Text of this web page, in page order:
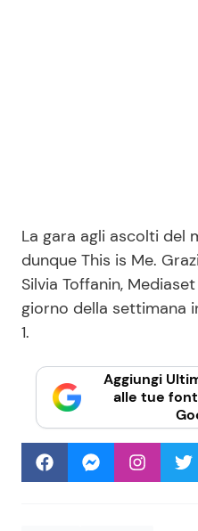
La gara agli ascolti del
dunque This is Me.
Silvia Toffanin,
giorno della settimana
1.
Aggiungi
alle tue